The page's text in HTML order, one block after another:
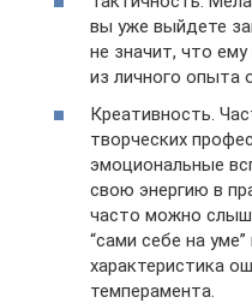
вы уже выйдете
не значит, что
из личного опыта
Креативность.
творческих
эмоциональные
свою энергию в
часто можно
“сами себе на
характеристика
темперамента.